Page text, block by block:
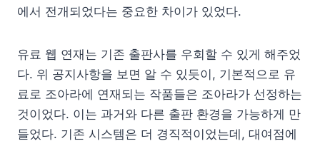
에서 전개되었다는 중요한 차이가 있었다.
유료 웹 연재는 기존 출판사를 우회할 수 있게 해주었
다. 위 공지사항을 보면 알 수 있듯이, 기본적으로 유
료로 조아라에 연재되는 작품들은 조아라가 선정하는
것이었다. 이는 과거와 다른 출판 환경을 가능하게 만
들었다. 기존 시스템은 더 경직적이었는데, 대여점에